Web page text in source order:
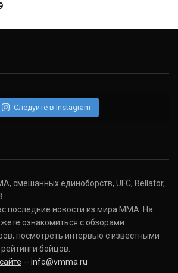
Следуйте в Instagram
смешанных единоборств, UFC, Bellator,
последние новости из мира ММА. На
ознакомиться с обзорами
посмотреть интервью с известными
бойцов.
-- info@vmma.ru